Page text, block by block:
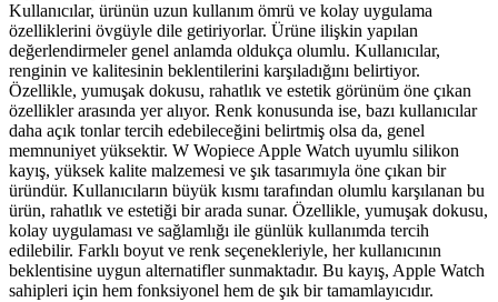
Kullanıcılar, ürünün uzun kullanım ömrü ve kolay uygulama
özelliklerini övgüyle dile getiriyorlar. Ürüne ilişkin yapılan
değerlendirmeler genel anlamda oldukça olumlu. Kullanıcılar,
renginin ve kalitesinin beklentilerini karşıladığını belirtiyor.
Özellikle, yumuşak dokusu, rahatlık ve estetik görünüm öne çıkan
özellikler arasında yer alıyor. Renk konusunda ise, bazı kullanıcılar
daha açık tonlar tercih edebileceğini belirtmiş olsa da, genel
memnuniyet yüksektir. W Wopiece Apple Watch uyumlu silikon
kayış, yüksek kalite malzemesi ve şık tasarımıyla öne çıkan bir
üründür. Kullanıcıların büyük kısmı tarafından olumlu karşılanan bu
ürün, rahatlık ve estetiği bir arada sunar. Özellikle, yumuşak dokusu,
kolay uygulaması ve sağlamlığı ile günlük kullanımda tercih
edilebilir. Farklı boyut ve renk seçenekleriyle, her kullanıcının
beklentisine uygun alternatifler sunmaktadır. Bu kayış, Apple Watch
sahipleri için hem fonksiyonel hem de şık bir tamamlayıcıdır.